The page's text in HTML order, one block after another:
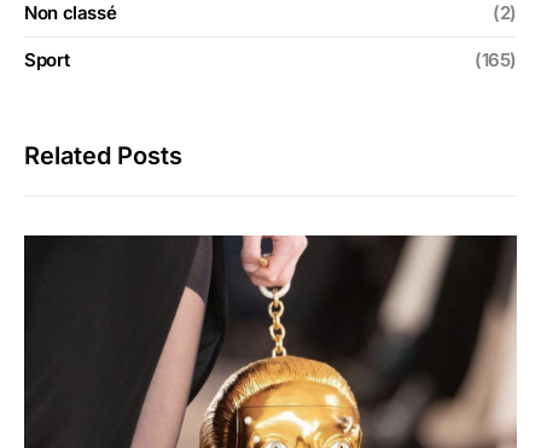
Non classé (2)
Sport (165)
Related Posts